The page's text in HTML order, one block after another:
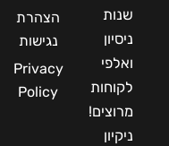
שנות
ניסיון
ואלפי
לקוחות
מרוצים!
ניקיון
הצהרת
נגישות
Privacy
Policy